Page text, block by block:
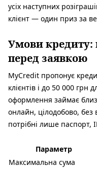
усіх наступних
клієнт — один приз за
Умови кредиту:
перед заявкою
MyCredit пропонує
клієнтів і до 50 000 грн
оформлення займає
онлайн, цілодобово, без
потрібні лише паспорт,
Параметр
Максимальна сума